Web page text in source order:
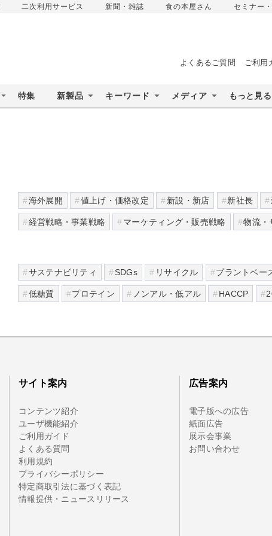
二次利用サービス 新聞・雑誌 食の本屋さん セミナー
よくあるご質問 ご利用
特集 新製品 キーワード メディア もっと見る
海外展開 値上げ・価格改定 新設・新店 新社長
経営戦略・事業戦略 マーケティング・販売戦略 物流・
環境
サステナビリティ SDGs リサイクル プラントベー
低糖質 プロテイン ノンアル・低アル HACCP
サイト案内
コンテンツ紹介
ユーザ機能紹介
ご利用ガイド
よくある質問
利用規約
プライバシーポリシー
特定商取引法に基づく表記
情報提供・ニュースリリース
広告案内
電子版への広告
紙面広告
展示会事業
お問い合わせ